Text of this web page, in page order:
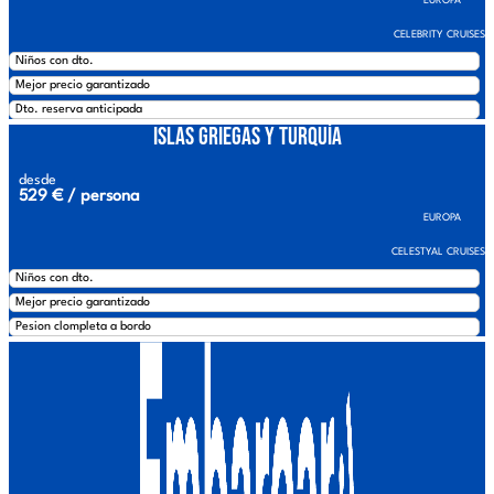
CELEBRITY CRUISES
Niños con dto.
Mejor precio garantizado
Dto. reserva anticipada
Islas Griegas y Turquía
desde
529 € / persona
EUROPA
CELESTYAL CRUISES
Niños con dto.
Mejor precio garantizado
Pesion clompleta a bordo